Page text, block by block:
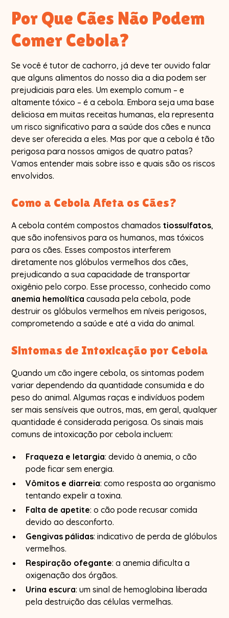
Por Que Cães Não Podem
Comer Cebola?
Se você é tutor de cachorro, já deve ter ouvido falar
que alguns alimentos do nosso dia a dia podem ser
prejudiciais para eles. Um exemplo comum – e
altamente tóxico – é a cebola. Embora seja uma base
deliciosa em muitas receitas humanas, ela representa
um risco significativo para a saúde dos cães e nunca
deve ser oferecida a eles. Mas por que a cebola é tão
perigosa para nossos amigos de quatro patas?
Vamos entender mais sobre isso e quais são os riscos
envolvidos.
Como a Cebola Afeta os Cães?
A cebola contém compostos chamadostiossulfatos,
que são inofensivos para os humanos, mas tóxicos
para os cães. Esses compostos interferem
diretamente nos glóbulos vermelhos dos cães,
prejudicando a sua capacidade de transportar
oxigênio pelo corpo. Esse processo, conhecido como
anemia hemolítica causada pela cebola, pode
destruir os glóbulos vermelhos em níveis perigosos,
comprometendo a saúde e até a vida do animal.
Sintomas de Intoxicação por Cebola
Quando um cão ingere cebola, os sintomas podem
variar dependendo da quantidade consumida e do
peso do animal. Algumas raças e indivíduos podem
ser mais sensíveis que outros, mas, em geral, qualquer
quantidade é considerada perigosa. Os sinais mais
comuns de intoxicação por cebola incluem:
Fraqueza e letargia: devido à anemia, o cão
pode ficar sem energia.
Vômitos e diarreia: como resposta ao organismo
tentando expelir a toxina.
Falta de apetite: o cão pode recusar comida
devido ao desconforto.
Gengivas pálidas: indicativo de perda de glóbulos
vermelhos.
Respiração ofegante: a anemia dificulta a
oxigenação dos órgãos.
Urina escura: um sinal de hemoglobina liberada
pela destruição das células vermelhas.